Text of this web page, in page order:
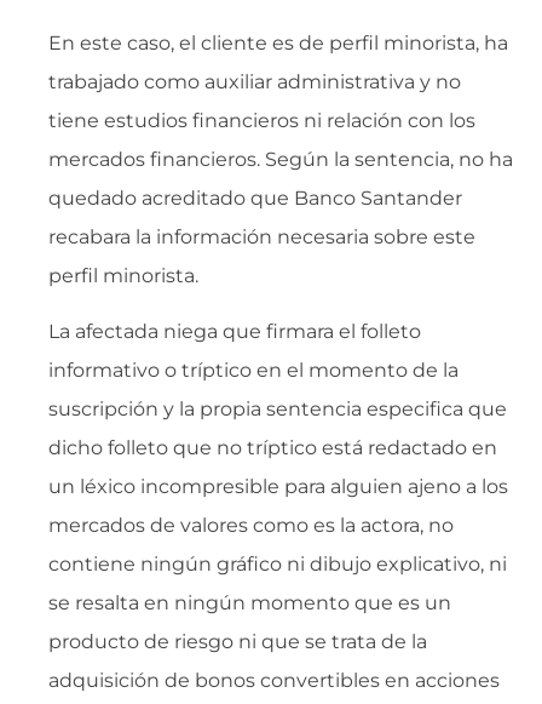
En este caso, el cliente es de perfil minorista, ha
trabajado como auxiliar administrativa y no
tiene estudios financieros ni relación con los
mercados financieros. Según la sentencia, no ha
quedado acreditado que Banco Santander
recabara la información necesaria sobre este
perfil minorista.
La afectada niega que firmara el folleto
informativo o tríptico en el momento de la
suscripción y la propia sentencia especifica que
dicho folleto que no tríptico está redactado en
un léxico incompresible para alguien ajeno a los
mercados de valores como es la actora, no
contiene ningún gráfico ni dibujo explicativo, ni
se resalta en ningún momento que es un
producto de riesgo ni que se trata de la
adquisición de bonos convertibles en acciones